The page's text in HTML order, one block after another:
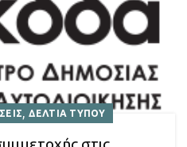
,ΔΕΛΤΙΑ ΤΥΠΟΥ